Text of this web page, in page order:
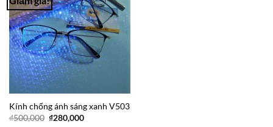
Add to
Wishlist
Kính chống ánh sáng xanh V503
₫500,000 Giá
₫280,000Giá